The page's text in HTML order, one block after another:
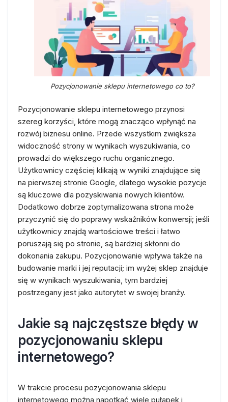
Pozycjonowanie sklepu internetowego co to?
Pozycjonowanie sklepu internetowego przynosi
szereg korzyści, które mogą znacząco wpłynąć na
rozwój biznesu online. Przede wszystkim zwiększa
widoczność strony w wynikach wyszukiwania, co
prowadzi do większego ruchu organicznego.
Użytkownicy częściej klikają w wyniki znajdujące się
na pierwszej stronie Google, dlatego wysokie pozycje
są kluczowe dla pozyskiwania nowych klientów.
Dodatkowo dobrze zoptymalizowana strona może
przyczynić się do poprawy wskaźników konwersji; jeśli
użytkownicy znajdą wartościowe treści i łatwo
poruszają się po stronie, są bardziej skłonni do
dokonania zakupu. Pozycjonowanie wpływa także na
budowanie marki i jej reputacji; im wyżej sklep znajduje
się w wynikach wyszukiwania, tym bardziej
postrzegany jest jako autorytet w swojej branży.
Jakie są najczęstsze błędy w
pozycjonowaniu sklepu
internetowego?
W trakcie procesu pozycjonowania sklepu
internetowego można napotkać wiele pułapek i